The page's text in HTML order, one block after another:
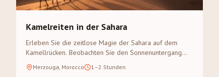
Kamelreiten in der Sahara
Erleben Sie die zeitlose Magie der Sahara auf dem
Kamellrücken. Beobachten Sie den Sonnenuntergang
über den goldenen Dünen des Erg Chebbi auf einem
geführten Kameltreck.
Merzouga, Morocco 1–2 Stunden